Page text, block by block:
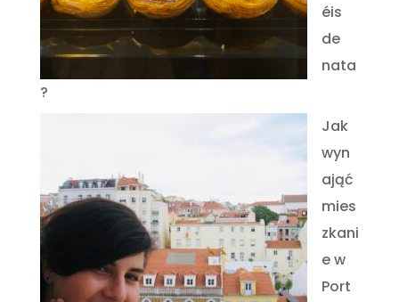
éis
de
nata
?
Jak
wyn
ająć
mies
zkani
e w
Port